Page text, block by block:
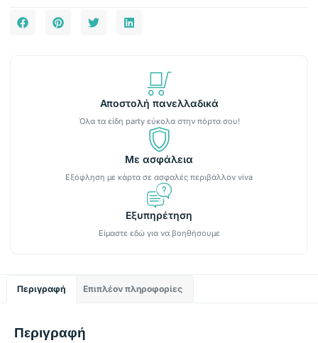
Αποστολή πανελλαδικά
Όλα τα είδη party εύκολα στην πόρτα σου!
Με ασφάλεια
Εξόφληση με κάρτα σε ασφαλές περιβάλλον viva
Εξυπηρέτηση
Είμαστε εδώ για να βοηθήσουμε
Περιγραφή Επιπλέον πληροφορίες
Περιγραφή